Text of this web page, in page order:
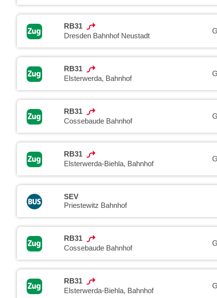
RB31
Dresden Bahnhof Neustadt
RB31
Elsterwerda, Bahnhof
RB31
Cossebaude Bahnhof
RB31
Elsterwerda-Biehla, Bahnhof
SEV
Priestewitz Bahnhof
RB31
Cossebaude Bahnhof
RB31
Elsterwerda-Biehla, Bahnhof